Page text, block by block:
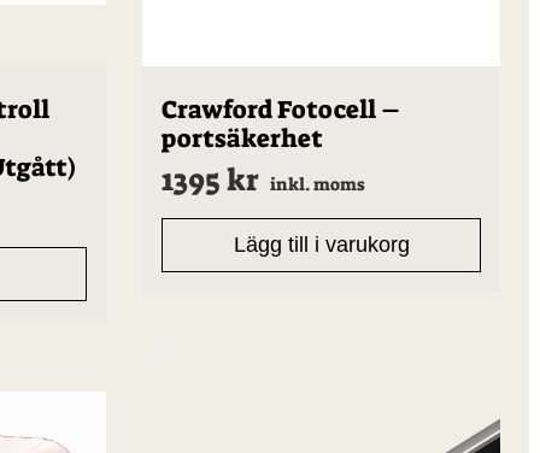
Crawford Fotocell –
portsäkerhet
1395kr inkl. moms
Lägg till i varukorg